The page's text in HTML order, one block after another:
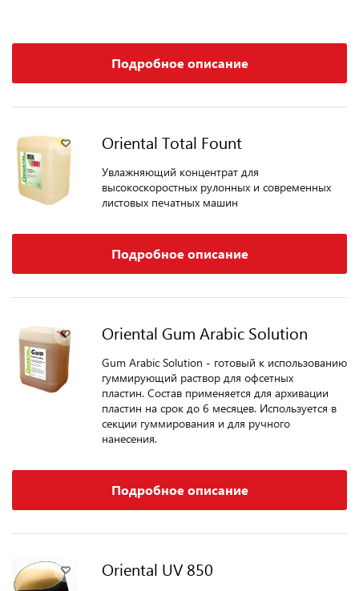
Подробное описание
Oriental Total Fount
Увлажняющий концентрат для
высокоскоростных рулонных и современных
листовых печатных машин
Подробное описание
Oriental Gum Arabic Solution
Gum Arabic Solution - готовый к использованию
гуммирующий раствор для офсетных
пластин. Состав применяется для архивации
пластин на срок до 6 месяцев. Используется в
секции гуммирования и для ручного
нанесения.
Подробное описание
Oriental UV 850